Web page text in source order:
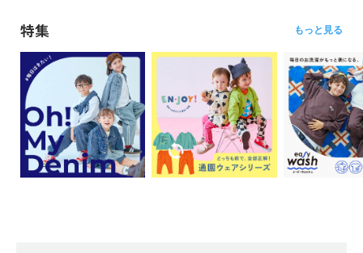
特集 もっと見る